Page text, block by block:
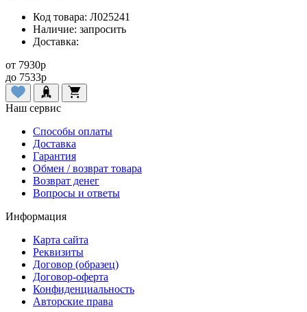
Код товара: Л025241
Наличие: запросить
Доставка:
от 7930p
до 7533p
Наш сервис
Способы оплаты
Доставка
Гарантия
Обмен / возврат товара
Возврат денег
Вопросы и ответы
Информация
Карта сайта
Реквизиты
Договор (образец)
Договор-оферта
Конфиденциальность
Авторские права